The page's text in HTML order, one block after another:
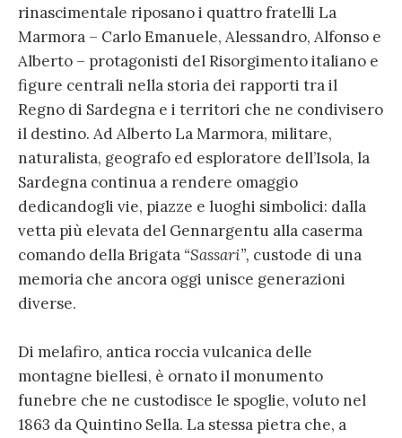
rinascimentale riposano i quattro fratelli La
Marmora – Carlo Emanuele, Alessandro, Alfonso e
Alberto – protagonisti del Risorgimento italiano e
figure centrali nella storia dei rapporti tra il
Regno di Sardegna e i territori che ne condivisero
il destino. Ad Alberto La Marmora, militare,
naturalista, geografo ed esploratore dell’Isola, la
Sardegna continua a rendere omaggio
dedicandogli vie, piazze e luoghi simbolici: dalla
vetta più elevata del Gennargentu alla caserma
comando della Brigata “Sassari”, custode di una
memoria che ancora oggi unisce generazioni
diverse.
Di melafiro, antica roccia vulcanica delle
montagne biellesi, è ornato il monumento
funebre che ne custodisce le spoglie, voluto nel
1863 da Quintino Sella. La stessa pietra che, a